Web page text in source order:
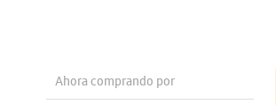
Ahora comprando por